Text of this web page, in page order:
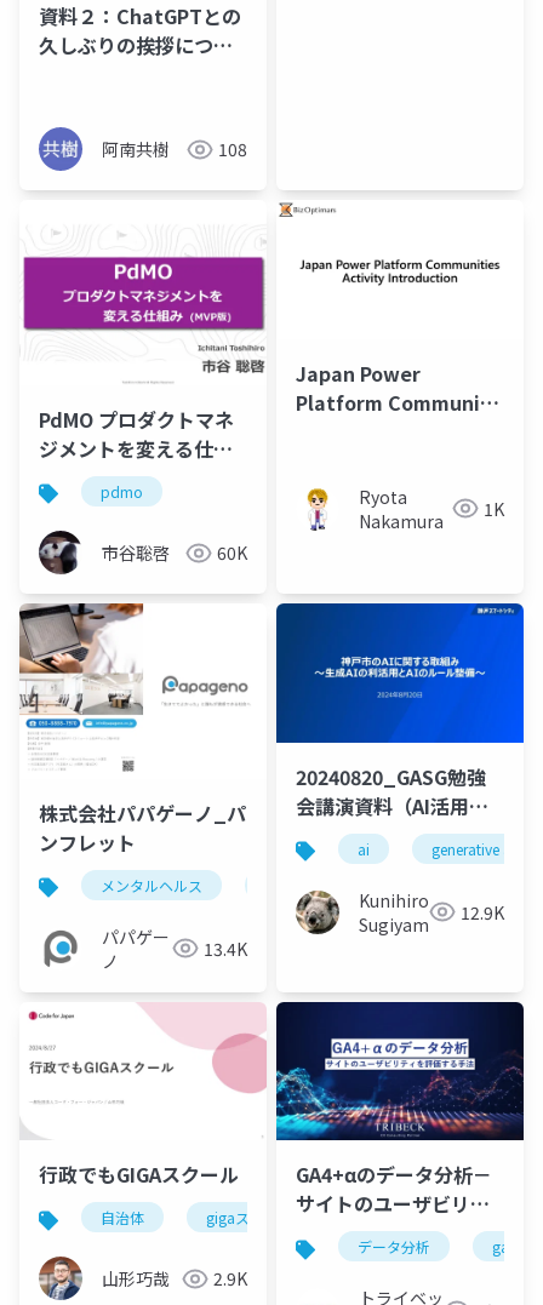
資料２：ChatGPTとの
久しぶりの挨拶につい
阿南共樹 108
PdMO プロダクトマネ
ジメントを変える仕組
み (MVP版)
pdmo
市谷聡啓 60K
Japan Power
Platform Community
Ryota
Nakamura
1K
株式会社パパゲーノ_パ
ンフレット
メンタルヘルス
パパゲー
ノ
13.4K
20240820_GASG勉強
会講演資料（AI活用＆
ルール）ver2 (発表)
(1)
ai generative ai
Kunihiro
Sugiyama
12.9K
行政でもGIGAスクール
自治体 gigaスクール dx
山形巧哉 2.9K
GA4+αのデータ分析－
サイトのユーザビリテ
ィを評価する手法－
データ分析 ga4
トライベッ